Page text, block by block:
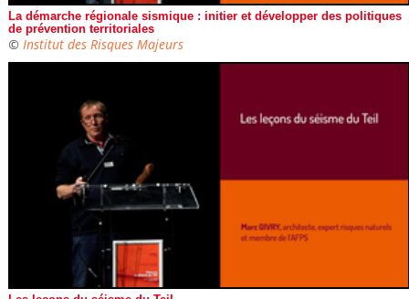
La démarche régionale sismique : initier et développer des politiques
de prévention territoriales
© Institut des Risques Majeurs